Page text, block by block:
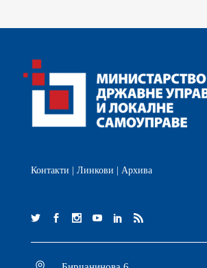
Контакти Линкови Архива